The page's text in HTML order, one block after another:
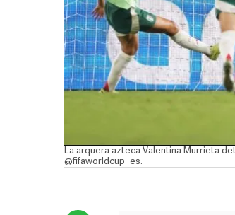
La arquera azteca Valentina Murrieta
@fifaworldcup_es.